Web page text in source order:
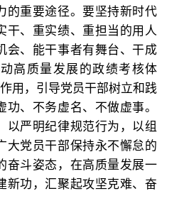
的重要途径。要坚持新时代
干、重实绩、重担当的用人
会、能干事者有舞台、干成
高质量发展的政绩考核体
用，引导党员干部树立和践
、不务虚名、不做虚事。
以严明纪律规范行为，以组
大党员干部保持永不懈怠的
奋斗姿态，在高质量发展一
新功，汇聚起攻坚克难、奋